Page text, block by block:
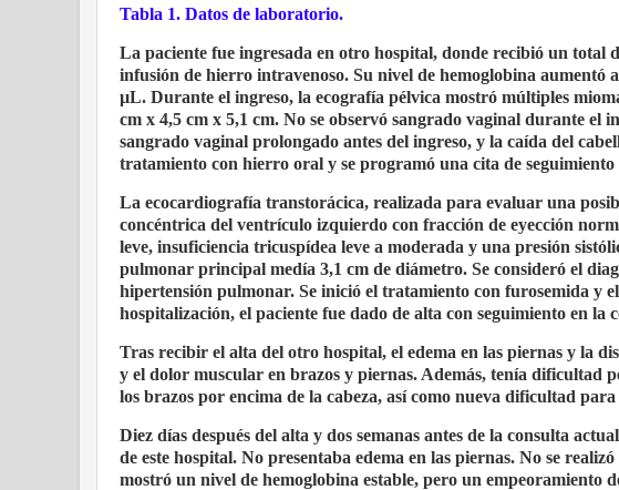
Tabla 1. Datos de laboratorio.
La paciente fue ingresada en otro hospital, donde recibió un total
infusión de hierro intravenoso. Su nivel de hemoglobina aumentó
µL. Durante el ingreso, la ecografía pélvica mostró múltiples
cm x 4,5 cm x 5,1 cm. No se observó sangrado vaginal durante el
sangrado vaginal prolongado antes del ingreso, y la caída del
tratamiento con hierro oral y se programó una cita de seguimiento
La ecocardiografía transtorácica, realizada para evaluar una
concéntrica del ventrículo izquierdo con fracción de eyección
leve, insuficiencia tricuspídea leve a moderada y una presión
pulmonar principal medía 3,1 cm de diámetro. Se consideró el
hipertensión pulmonar. Se inició el tratamiento con furosemida y
hospitalización, el paciente fue dado de alta con seguimiento en la
Tras recibir el alta del otro hospital, el edema en las piernas y la
y el dolor muscular en brazos y piernas. Además, tenía dificultad
los brazos por encima de la cabeza, así como nueva dificultad
Diez días después del alta y dos semanas antes de la consulta
de este hospital. No presentaba edema en las piernas. No se
mostró un nivel de hemoglobina estable, pero un empeoramiento